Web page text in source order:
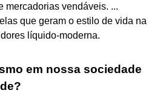
mercadorias vendáveis. ...
que geram o estilo de vida na
líquido-moderna.
em nossa sociedade